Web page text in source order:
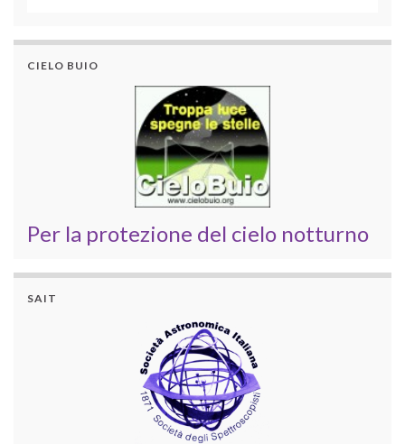
CIELO BUIO
Per la protezione del cielo notturno
SAIT